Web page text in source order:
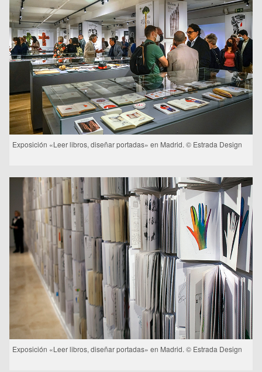
Exposición «Leer libros, diseñar portadas» en Madrid. © Estrada Design
Exposición «Leer libros, diseñar portadas» en Madrid. © Estrada Design